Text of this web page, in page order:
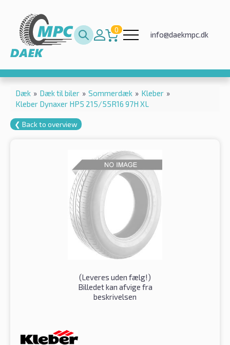
0
info@daekmpc.dk
Dæk » Dæk til biler » Sommerdæk » Kleber »
Kleber Dynaxer HP5 215/55R16 97H XL
❮ Back to overview
(Leveres uden fælg!)
Billedet kan afvige fra
beskrivelsen